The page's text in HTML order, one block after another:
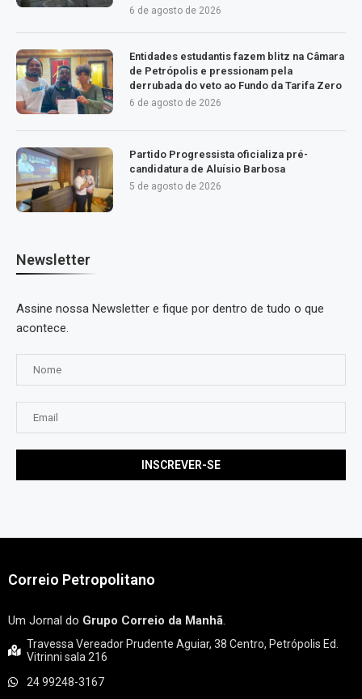
6 de agosto de 2026
Entidades estudantis fazem blitz na Câmara
de Petrópolis e pressionam pela
derrubada do veto ao Fundo da Tarifa Zero
6 de agosto de 2026
Partido Progressista oficializa pré-
candidatura de Aluísio Barbosa
5 de agosto de 2026
Newsletter
Assine nossa Newsletter e fique por dentro de tudo o que
acontece.
Correio Petropolitano
Um Jornal do Grupo Correio da Manhã.
Travessa Vereador Prudente Aguiar, 38 Centro, Petrópolis Ed.
Vitrinni sala 216
24 99248-3167